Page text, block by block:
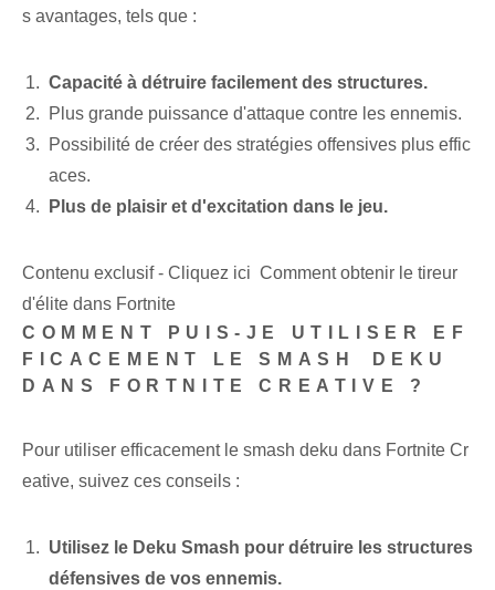
s⁢ avantages, tels que :
Capacité à détruire facilement des structures.
Plus grande puissance d'attaque contre les ennemis.
Possibilité de créer des stratégies offensives plus effic
aces.
Plus de plaisir et d'excitation dans le jeu.
Contenu exclusif - Cliquez ici Comment obtenir le tireur
d'élite dans Fortnite
COMMENT PUIS-JE UTILISER EF
FICACEMENT LE SMASH ⁢DEKU
DANS FORTNITE CREATIVE ?
Pour ⁤utiliser efficacement le smash deku⁤ dans Fortnite Cr
eative,⁢ suivez ces conseils :
Utilisez le Deku Smash pour détruire les structures
défensives de vos ennemis.